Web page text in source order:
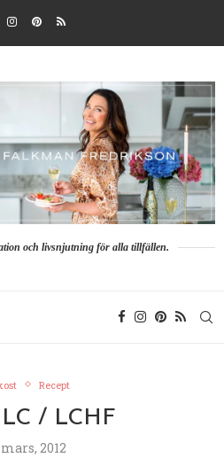
och livsnjutning för alla tillfällen.
Recept
/ LCHF
mars, 2012